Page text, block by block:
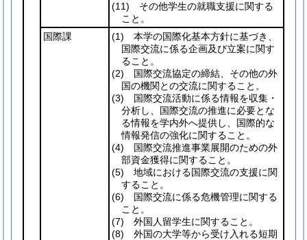
(11) その他学生の就職支援に関する
こと。
国際課
(1) 本学の国際化基本方針に基づき、
国際交流に係る企画及び立案に関す
ること。
(2) 国際交流協定の締結、その他の外
国の機関との交流に関すること。
(3) 国際交流活動に係る情報を収集・
分析し、国際交流の推進に必要とな
る情報を学内外へ提供し、国際的な
情報発信の強化に関すること。
(4) 国際交流推進事業展開のための外
部資金獲得に関すること。
(5) 地域における国際交流の支援に関
すること。
(6) 国際交流に係る危機管理に関する
こと。
(7) 外国人留学生に関すること。
(8) 外国の大学等から受け入れる短期